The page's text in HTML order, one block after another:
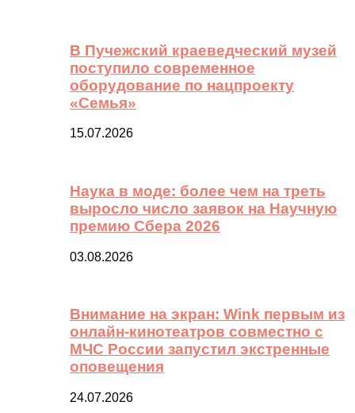
В Пучежский краеведческий музей
поступило современное
оборудование по нацпроекту
«Семья»
15.07.2026
Наука в моде: более чем на треть
выросло число заявок на Научную
премию Сбера 2026
03.08.2026
Внимание на экран: Wink первым из
онлайн-кинотеатров совместно с
МЧС России запустил экстренные
оповещения
24.07.2026